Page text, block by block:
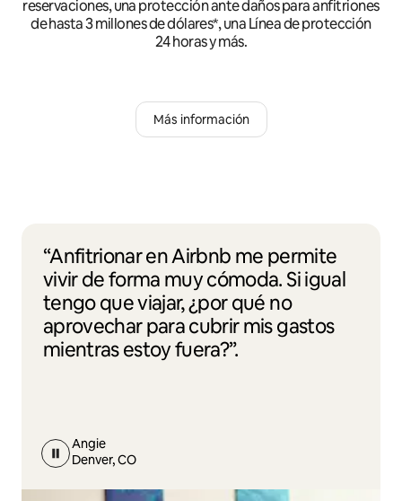
reservaciones, una protección ante daños para anfitriones
de hasta 3 millones de dólares*, una Línea de protección
24 horas y más.
Más información
“Anfitrionar en Airbnb me permite
vivir de forma muy cómoda. Si igual
tengo que viajar, ¿por qué no
aprovechar para cubrir mis gastos
mientras estoy fuera?”.
Angie
Denver, CO